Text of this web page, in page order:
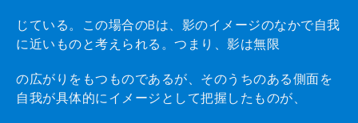
じている。この場合のBは、影のイメージのなかで自我
に近いものと考えられる。つまり、影は無限
の広がりをもつものであるが、そのうちのある側面を
自我が具体的にイメージとして把握したものが、